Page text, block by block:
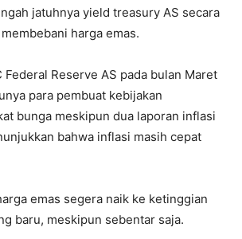
jatuhnya yield treasury AS secara
harga emas.
Federal Reserve AS pada bulan Maret
para pembuat kebijakan
bunga meskipun dua laporan inflasi
bahwa inflasi masih cepat
emas segera naik ke ketinggian
baru, meskipun sebentar saja.